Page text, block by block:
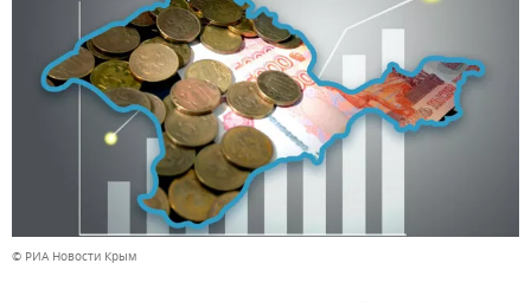
© РИА Новости Крым